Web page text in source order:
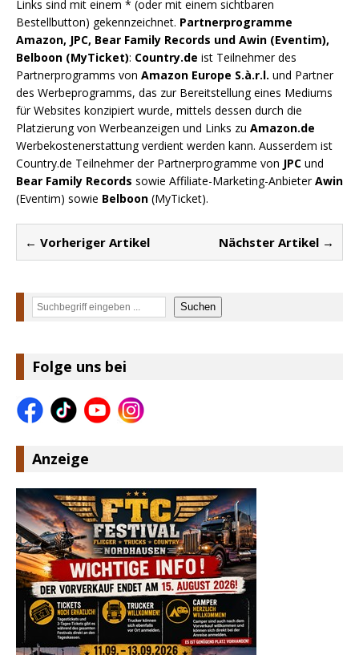
Links sind mit einem * (oder mit einem sichtbaren
Bestellbutton) gekennzeichnet. Partnerprogramme
Amazon, JPC, Bear Family Records und Awin (Eventim),
Belboon (MyTicket): Country.de ist Teilnehmer des
Partnerprogramms von Amazon Europe S.à.r.l. und Partner
des Werbeprogramms, das zur Bereitstellung eines Mediums
für Websites konzipiert wurde, mittels dessen durch die
Platzierung von Werbeanzeigen und Links zu Amazon.de
Werbekostenerstattung verdient werden kann. Ausserdem ist
Country.de Teilnehmer der Partnerprogramme von JPC und
Bear Family Records sowie Affiliate-Marketing-AnbieterAwin
(Eventim) sowie Belboon (MyTicket).
← Vorheriger Artikel Nächster Artikel →
Suchen Suchen
Folge uns bei
Anzeige